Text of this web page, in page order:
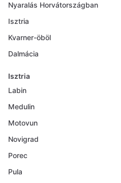
Nyaralás Horvátországban
Isztria
Kvarner-öböl
Dalmácia
Isztria
Labin
Medulin
Motovun
Novigrad
Porec
Pula